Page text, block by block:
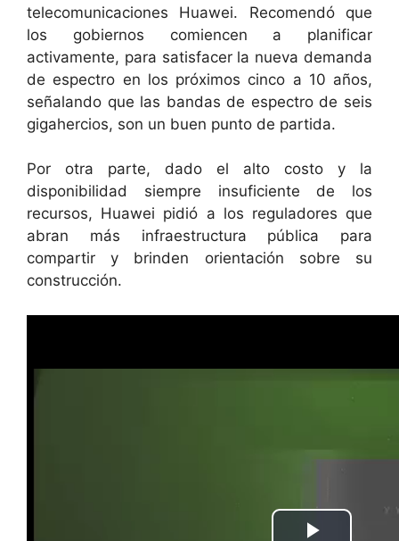
telecomunicaciones Huawei. Recomendó que
los gobiernos comiencen a planificar
activamente, para satisfacer la nueva demanda
de espectro en los próximos cinco a 10 años,
señalando que las bandas de espectro de seis
gigahercios, son un buen punto de partida.
Por otra parte, dado el alto costo y la
disponibilidad siempre insuficiente de los
recursos, Huawei pidió a los reguladores que
abran más infraestructura pública para
compartir y brinden orientación sobre su
construcción.